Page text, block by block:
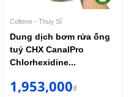
Coltene - Thuỵ Sĩ
Dung dịch bơm rửa ống
tuỷ CHX CanalPro
Chlorhexidine...
1,953,000₫